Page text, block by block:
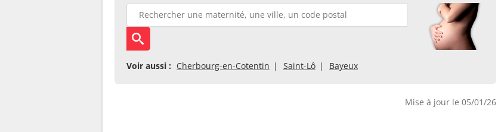
Voir aussi : Cherbourg-en-Cotentin Saint-Lô Bayeux
Mise à jour le 05/01/26